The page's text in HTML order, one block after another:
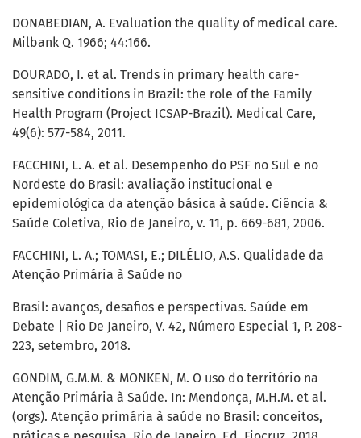
DONABEDIAN, A. Evaluation the quality of medical care.
Milbank Q. 1966; 44:166.
DOURADO, I. et al. Trends in primary health care-
sensitive conditions in Brazil: the role of the Family
Health Program (Project ICSAP-Brazil). Medical Care,
49(6): 577-584, 2011.
FACCHINI, L. A. et al. Desempenho do PSF no Sul e no
Nordeste do Brasil: avaliação institucional e
epidemiológica da atenção básica à saúde. Ciência &
Saúde Coletiva, Rio de Janeiro, v. 11, p. 669-681, 2006.
FACCHINI, L. A.; TOMASI, E.; DILÉLIO, A.S. Qualidade da
Atenção Primária à Saúde no
Brasil: avanços, desafios e perspectivas. Saúde em
Debate | Rio De Janeiro, V. 42, Número Especial 1, P. 208-
223, setembro, 2018.
GONDIM, G.M.M. & MONKEN, M. O uso do território na
Atenção Primária à Saúde. In: Mendonça, M.H.M. et al.
(orgs). Atenção primária à saúde no Brasil: conceitos,